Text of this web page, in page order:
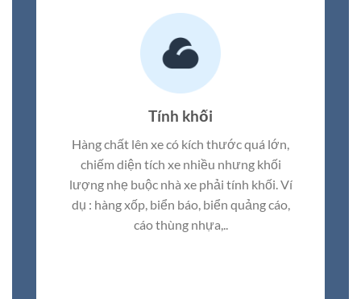
Tính khối
Hàng chất lên xe có kích thước quá lớn,
chiếm diện tích xe nhiều nhưng khối
lượng nhẹ buộc nhà xe phải tính khối. Ví
dụ : hàng xốp, biển báo, biển quảng cáo,
cáo thùng nhựa,..